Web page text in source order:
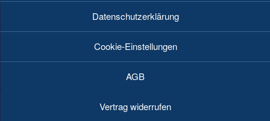
Datenschutzerklärung
Cookie-Einstellungen
AGB
Vertrag widerrufen